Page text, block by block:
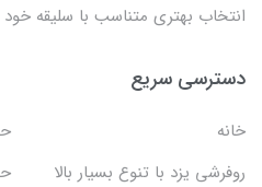
انتخاب بهتری متناسب با سلیقه خود
دسترسی سریع
خانه
روفرشی یزد با تنوع بسیار بالا